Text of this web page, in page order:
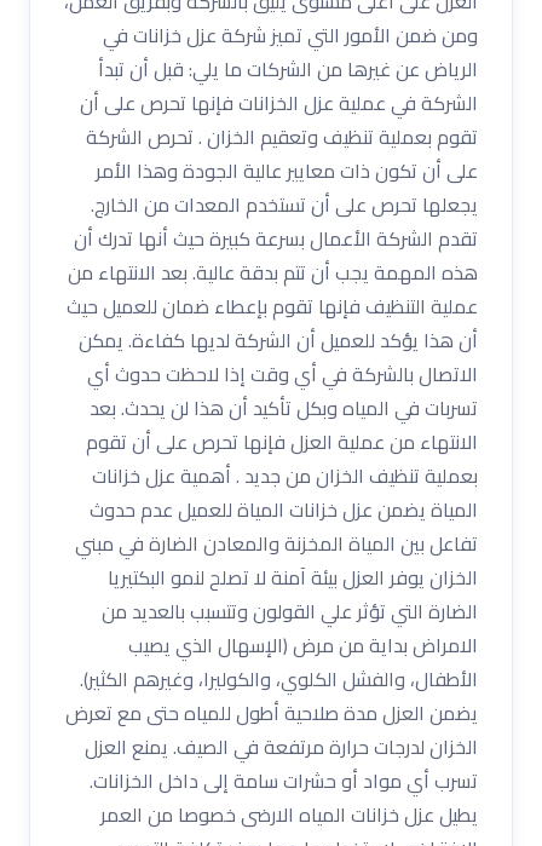
ومن ضمن الأمور التي تميز شركة عزل خزانات في
الرياض عن غيرها من الشركات ما يلي: قبل أن تبدأ
الشركة في عملية عزل الخزانات فإنها تحرص على أن
تقوم بعملية تنظيف وتعقيم الخزان . تحرص الشركة
على أن تكون ذات معايير عالية الجودة وهذا الأمر
يجعلها تحرص على أن تستخدم المعدات من الخارج.
تقدم الشركة الأعمال بسرعة كبيرة حيث أنها تدرك أن
هذه المهمة يجب أن تتم بدقة عالية. بعد الانتهاء من
عملية التنظيف فإنها تقوم بإعطاء ضمان للعميل حيث
أن هذا يؤكد للعميل أن الشركة لديها كفاءة. يمكن
الاتصال بالشركة في أي وقت إذا لاحظت حدوث أي
تسربات في المياه وبكل تأكيد أن هذا لن يحدث. بعد
الانتهاء من عملية العزل فإنها تحرص على أن تقوم
بعملية تنظيف الخزان من جديد . أهمية عزل خزانات
المياة يضمن عزل خزانات المياة للعميل عدم حدوث
تفاعل بين المياة المخزنة والمعادن الضارة في مبني
الخزان يوفر العزل بيئة آمنة لا تصلح لنمو البكتيريا
الضارة التي تؤثر علي القولون وتتسبب بالعديد من
الامراض بداية من مرض (الإسهال الذي يصيب
الأطفال، والفشل الكلوي، والكوليرا، وغيرهم الكثير).
يضمن العزل مدة صلاحية أطول للمياه حتى مع تعرض
الخزان لدرجات حرارة مرتفعة في الصيف. يمنع العزل
تسرب أي مواد أو حشرات سامة إلى داخل الخزانات.
يطيل عزل خزانات المياه الارضى خصوصا من العمر